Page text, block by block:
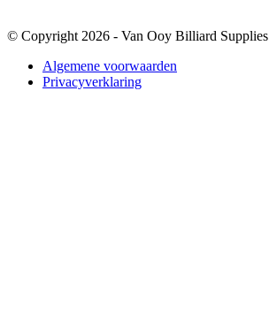
© Copyright 2026 - Van Ooy Billiard Supplies
Algemene voorwaarden
Privacyverklaring